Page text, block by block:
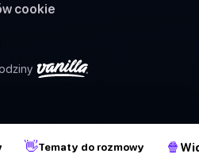
👋Tematy do rozmowy 🍿
cookie